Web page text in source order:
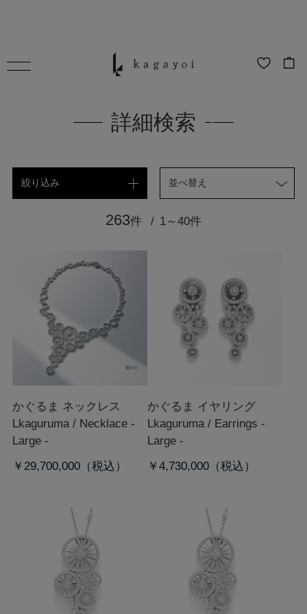
詳細検索
絞り込み 並べ替え
263件 1～40件
かぐるま ネックレス
Lkaguruma / Necklace -
Large -
￥29,700,000
かぐるま イヤリング
Lkaguruma / Earrings -
Large -
￥4,730,000